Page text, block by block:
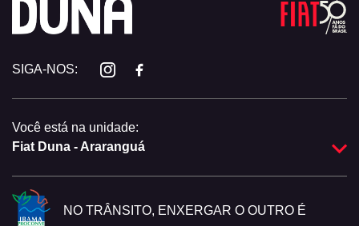
SIGA-NOS:
Você está na unidade:
Fiat Duna - Araranguá
NO TRÂNSITO, ENXERGAR O OUTRO É